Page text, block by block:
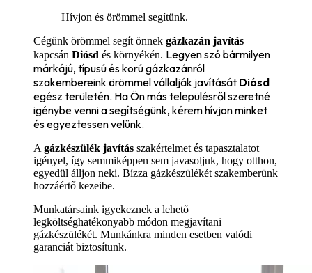
Hívjon és örömmel segítünk.
Cégünk örömmel segít önnek gázkazán javítás
kapcsán Diósd és környékén. Legyen szó bármilyen
márkájú, típusú és korú gázkazánról
szakembereink örömmel vállalják javítását Diósd
egész területén. Ha Ön más településről szeretné
igénybe venni a segítségünk, kérem hívjon minket
és egyeztessen velünk.
A gázkészülék javítás szakértelmet és tapasztalatot
igényel, így semmiképpen sem javasoljuk, hogy otthon,
egyedül álljon neki. Bízza gázkészülékét szakemberünk
hozzáértő kezeibe.
Munkatársaink igyekeznek a lehető
legköltséghatékonyabb módon megjavítani
gázkészülékét. Munkánkra minden esetben valódi
garanciát biztosítunk.